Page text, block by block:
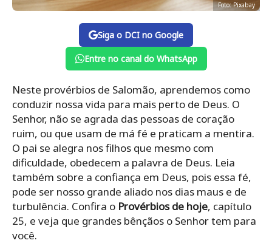
Foto: Pixabay
Siga o DCI no Google
Entre no canal do WhatsApp
Neste provérbios de Salomão, aprendemos como
conduzir nossa vida para mais perto de Deus. O
Senhor, não se agrada das pessoas de coração
ruim, ou que usam de má fé e praticam a mentira.
O pai se alegra nos filhos que mesmo com
dificuldade, obedecem a palavra de Deus. Leia
também sobre a confiança em Deus, pois essa fé,
pode ser nosso grande aliado nos dias maus e de
turbulência. Confira o Provérbios de hoje, capítulo
25, e veja que grandes bênçãos o Senhor tem para
você.